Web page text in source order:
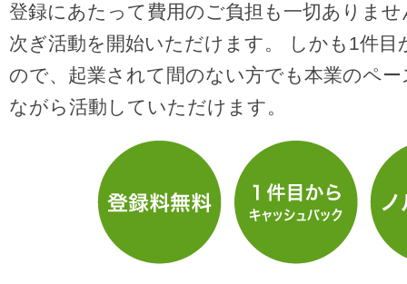
登録にあたって費用のご負担も一切ありま
次ぎ活動を開始いただけます。 しかも1件目
ので、起業されて間のない方でも本業のペ
ながら活動していただけます。